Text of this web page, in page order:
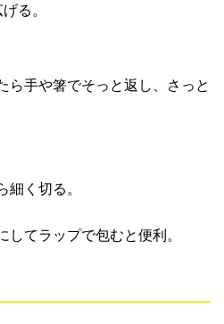
る。
ら手や箸でそっと返し、さっと
く切る。
てラップで包むと便利。